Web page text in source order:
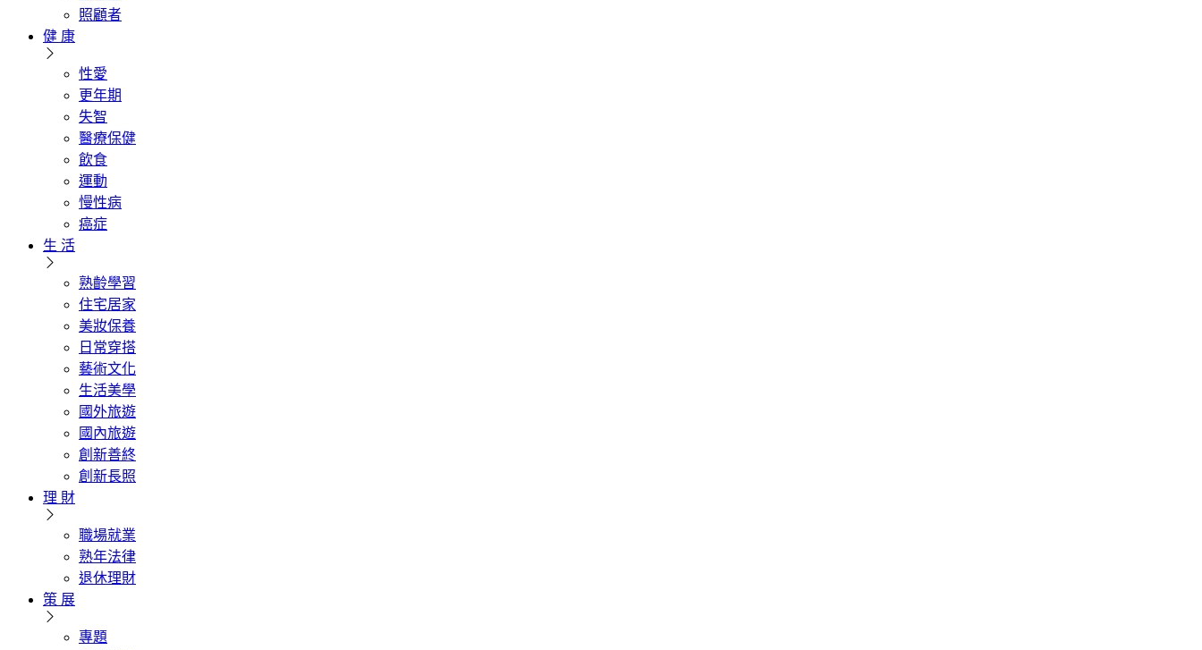
照顧者
健 康
性愛
更年期
失智
醫療保健
飲食
運動
慢性病
癌症
生 活
熟齡學習
住宅居家
美妝保養
日常穿搭
藝術文化
生活美學
國外旅遊
國內旅遊
創新善終
創新長照
理 財
職場就業
熟年法律
退休理財
策 展
專題